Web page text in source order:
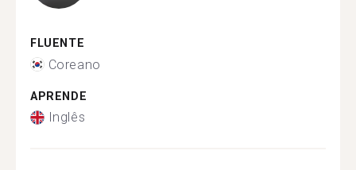
FLUENTE
Coreano
APRENDE
Inglês